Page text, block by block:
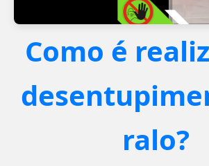
Como é
ralo?